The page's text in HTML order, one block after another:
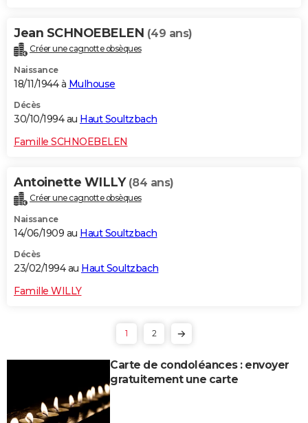
Jean SCHNOEBELEN (49 ans)
Créer une cagnotte obsèques
Naissance
18/11/1944 à Mulhouse
Décès
30/10/1994 au Haut Soultzbach
Famille SCHNOEBELEN
Antoinette WILLY (84 ans)
Créer une cagnotte obsèques
Naissance
14/06/1909 au Haut Soultzbach
Décès
23/02/1994 au Haut Soultzbach
Famille WILLY
1 2
Carte de condoléances : envoyer
gratuitement une carte